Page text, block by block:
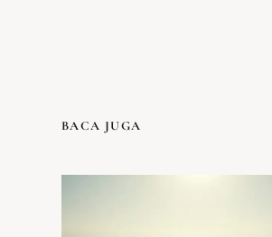
BACA JUGA